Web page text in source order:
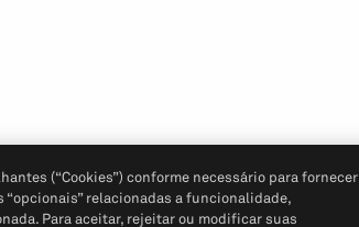
(“Cookies”) conforme necessário para fornecer
relacionadas a funcionalidade,
Para aceitar, rejeitar ou modificar suas